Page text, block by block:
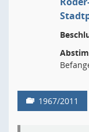
1967/2011